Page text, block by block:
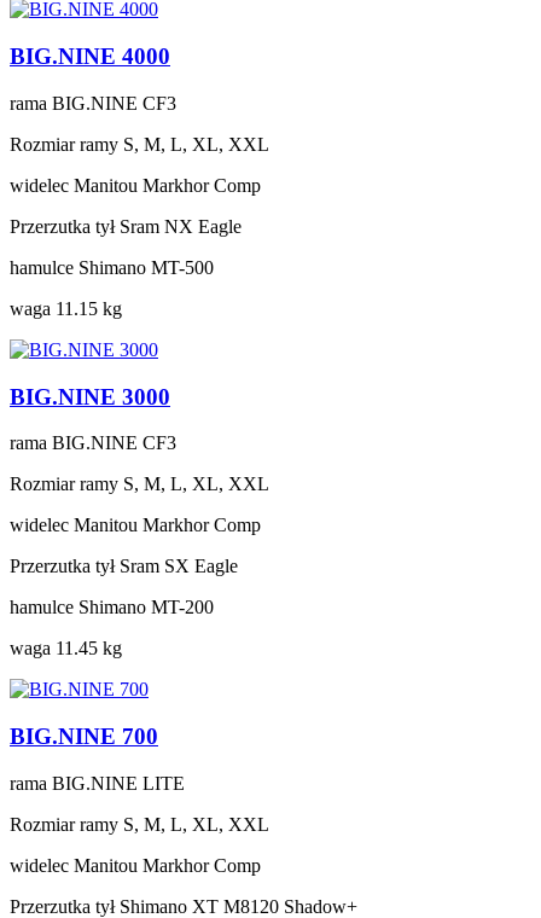
BIG.NINE 4000
rama BIG.NINE CF3
Rozmiar ramy S, M, L, XL, XXL
widelec Manitou Markhor Comp
Przerzutka tył Sram NX Eagle
hamulce Shimano MT-500
waga 11.15 kg
BIG.NINE 3000
rama BIG.NINE CF3
Rozmiar ramy S, M, L, XL, XXL
widelec Manitou Markhor Comp
Przerzutka tył Sram SX Eagle
hamulce Shimano MT-200
waga 11.45 kg
BIG.NINE 700
rama BIG.NINE LITE
Rozmiar ramy S, M, L, XL, XXL
widelec Manitou Markhor Comp
Przerzutka tył Shimano XT M8120 Shadow+